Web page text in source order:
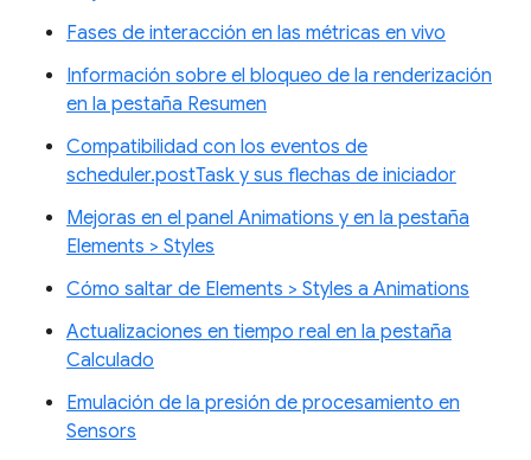
Fases de interacción en las métricas en vivo
Información sobre el bloqueo de la renderización
en la pestaña Resumen
Compatibilidad con los eventos de
scheduler.postTask y sus flechas de iniciador
Mejoras en el panel Animations y en la pestaña
Elements > Styles
Cómo saltar de Elements > Styles a Animations
Actualizaciones en tiempo real en la pestaña
Calculado
Emulación de la presión de procesamiento en
Sensors